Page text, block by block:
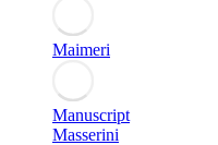
Maimeri
Manuscript
Masserini